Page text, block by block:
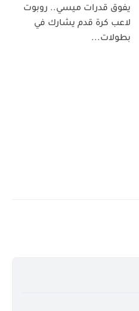
يفوق قدرات ميسي.. روبوت
لاعب كرة قدم يشارك في
بطولات...